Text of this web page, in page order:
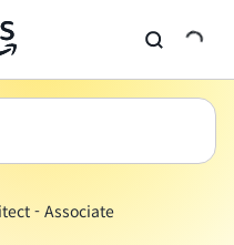
- Associate